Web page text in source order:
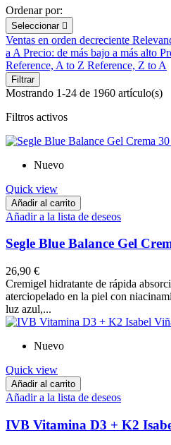
Ordenar por:
Seleccionar 
Ventas en orden decreciente
a A Precio: de más bajo a más alto
Reference, A to Z Reference, Z to A
Filtrar
Mostrando 1-24 de 1960 artículo(s)
Filtros activos
Nuevo
Quick view
Añadir al carrito
Añadir a la lista de deseos
Segle Blue Balance Gel
26,90 €
Cremigel hidratante de rápida
aterciopelado en la piel con
luz azul,...
Nuevo
Quick view
Añadir al carrito
Añadir a la lista de deseos
IVB Vitamina D3 + K2